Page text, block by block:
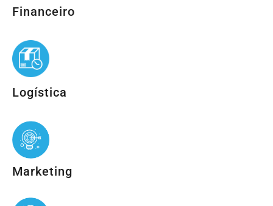
Financeiro
Logística
Marketing